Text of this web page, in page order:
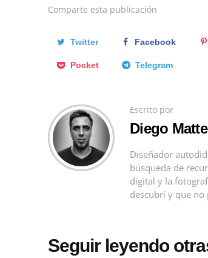
Comparte esta publicación
Twitter Facebook
Pocket Telegram
Escrito por
Diego
Diseñador
búsqueda de
digital y la
descubrí y que no
Seguir leyendo